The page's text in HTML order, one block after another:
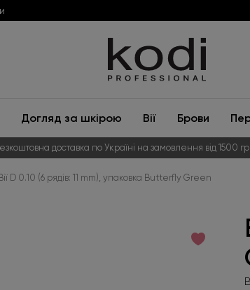
Догляд за шкірою Вії Брови
доставка по Україні на замовлення від 1500
Вії D 0.10 (6 рядів: 11 mm), упаковка Butterfly Green